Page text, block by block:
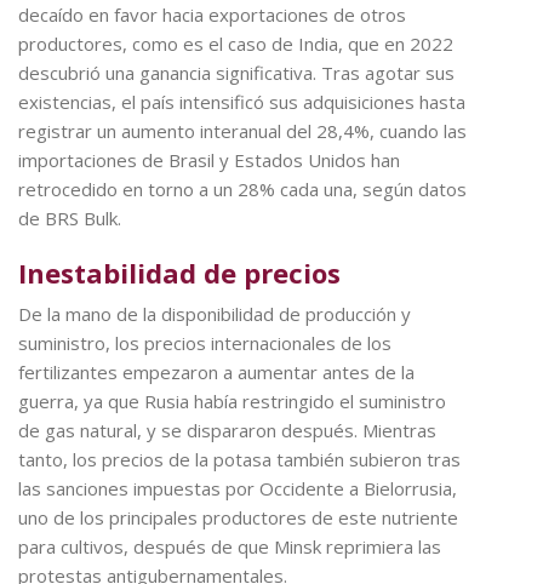
decaído en favor hacia exportaciones de otros
productores, como es el caso de India, que en 2022
descubrió una ganancia significativa. Tras agotar sus
existencias, el país intensificó sus adquisiciones hasta
registrar un aumento interanual del 28,4%, cuando las
importaciones de Brasil y Estados Unidos han
retrocedido en torno a un 28% cada una, según datos
de BRS Bulk.
Inestabilidad de precios
De la mano de la disponibilidad de producción y
suministro, los precios internacionales de los
fertilizantes empezaron a aumentar antes de la
guerra, ya que Rusia había restringido el suministro
de gas natural, y se dispararon después. Mientras
tanto, los precios de la potasa también subieron tras
las sanciones impuestas por Occidente a Bielorrusia,
uno de los principales productores de este nutriente
para cultivos, después de que Minsk reprimiera las
protestas antigubernamentales.